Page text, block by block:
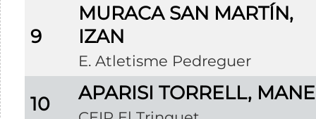
9
MURACA SAN MARTÍN,
IZAN
E. Atletisme Pedreguer
10 APARISI TORRELL,